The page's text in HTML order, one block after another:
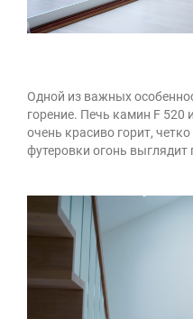
Одной из важных
горение. Печь камин F 520
очень красиво горит,
футеровки огонь